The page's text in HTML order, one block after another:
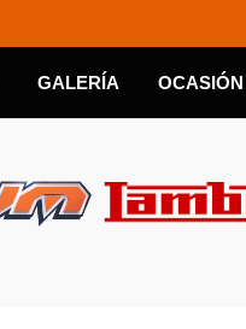
GALERÍA OCASIÓN